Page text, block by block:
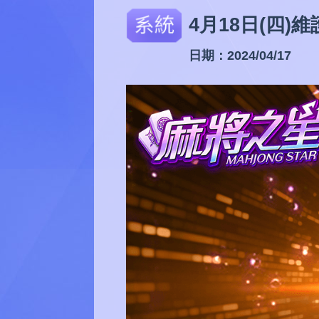
4月18日(四)維
日期：2024/04/17